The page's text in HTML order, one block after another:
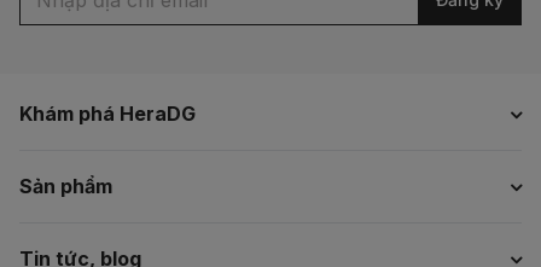
Khám phá HeraDG
Sản phẩm
Tin tức, blog